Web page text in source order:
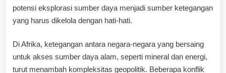
potensi eksplorasi sumber daya menjadi sumber ketegangan
yang harus dikelola dengan hati-hati.
Di Afrika, ketegangan antara negara-negara yang bersaing
untuk akses sumber daya alam, seperti mineral dan energi,
turut menambah kompleksitas geopolitik. Beberapa konflik